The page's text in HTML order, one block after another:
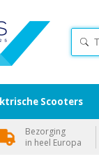
Scooters
Bezorging
in heel Europa